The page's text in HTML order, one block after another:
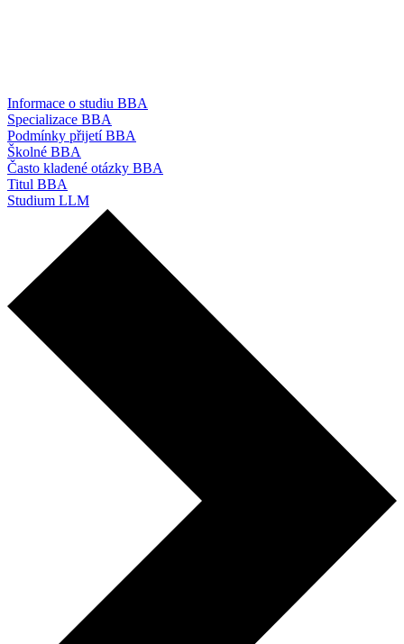
Informace o studiu BBA
Specializace BBA
Podmínky přijetí BBA
Školné BBA
Často kladené otázky BBA
Titul BBA
Studium LLM